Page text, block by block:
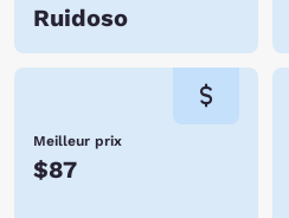
Ruidoso
Meilleur prix
$87